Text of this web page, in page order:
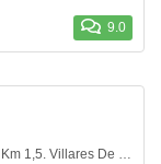
9.0
Ctra. Salamanca A Zamora Km 1,5. Villares De La Reina- Sal